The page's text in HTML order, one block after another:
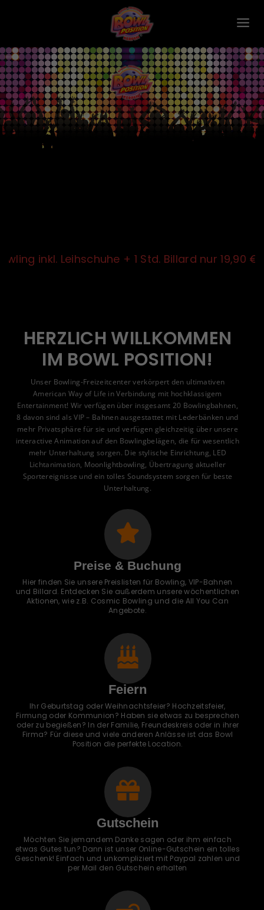
inkl. Leihschuhe + 1 Std. Billard nur 19,90 €
HERZLICH WILLKOMMEN
IM BOWL POSITION!
Unser Bowling-Freizeitcenter verkörpert den ultimativen
American Way of Life in Verbindung mit hochklassigem
Entertainment! Wir verfügen über insgesamt 20 Bowlingbahnen,
8 davon sind als VIP – Bahnen ausgestattet mit Lederbänken und
mehr Privatsphäre für sie und verfügen gleichzeitig über unsere
interactive Animation auf den Bowlingbelägen, die für wesentlich
mehr Unterhaltung sorgen. Die stylische Einrichtung, LED
Lichtanimation, Moonlightbowling, Übertragung aktueller
Sportereignisse und ein tolles Soundsystem sorgen für beste
Unterhaltung.
Preise & Buchung
Hier finden Sie unsere Preislisten für Bowling, VIP-Bahnen
und Billard. Entdecken Sie außerdem unsere wöchentlichen
Aktionen, wie z.B. Cosmic Bowling und die All You Can
Angebote.
Feiern
Ihr Geburtstag oder Weihnachtsfeier? Hochzeitsfeier,
Firmung oder Kommunion? Haben sie etwas zu besprechen
oder zu begießen? In der Familie, Freundeskreis oder in ihrer
Firma? Für diese und viele anderen Anlässe ist das Bowl
Position die perfekte Location.
Gutschein
Möchten Sie jemandem Danke sagen oder ihm einfach
etwas Gutes tun? Dann ist unser Online-Gutschein ein tolles
Geschenk! Einfach und unkompliziert mit Paypal zahlen und
per Mail den Gutschein erhalten